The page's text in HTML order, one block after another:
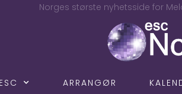
Norges største nyhetsside for
ESC ARRANGØR